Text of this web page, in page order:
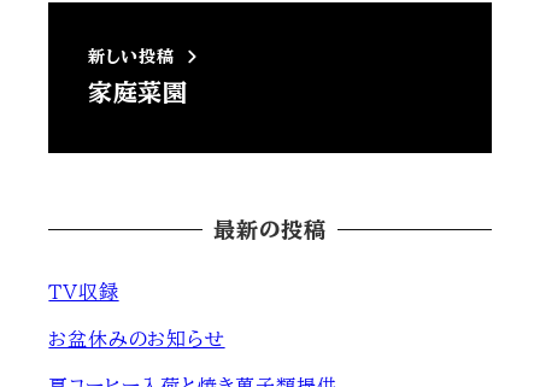
新しい投稿
家庭菜園
最新の投稿
ＴＶ収録
お盆休みのお知らせ